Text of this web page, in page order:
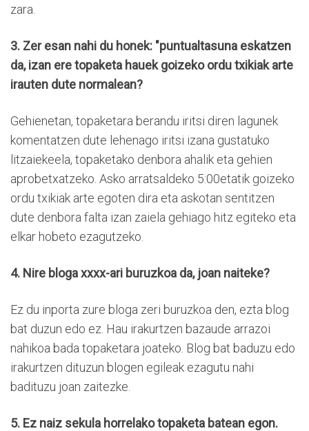
zara.
3. Zer esan nahi du honek: "puntualtasuna eskatzen
da, izan ere topaketa hauek goizeko ordu txikiak arte
irauten dute normalean?
Gehienetan, topaketara berandu iritsi diren lagunek
komentatzen dute lehenago iritsi izana gustatuko
litzaiekeela, topaketako denbora ahalik eta gehien
aprobetxatzeko. Asko arratsaldeko 5:00etatik goizeko
ordu txikiak arte egoten dira eta askotan sentitzen
dute denbora falta izan zaiela gehiago hitz egiteko eta
elkar hobeto ezagutzeko.
4. Nire bloga xxxx-ari buruzkoa da, joan naiteke?
Ez du inporta zure bloga zeri buruzkoa den, ezta blog
bat duzun edo ez. Hau irakurtzen bazaude arrazoi
nahikoa bada topaketara joateko. Blog bat baduzu edo
irakurtzen dituzun blogen egileak ezagutu nahi
badituzu joan zaitezke.
5. Ez naiz sekula horrelako topaketa batean egon.